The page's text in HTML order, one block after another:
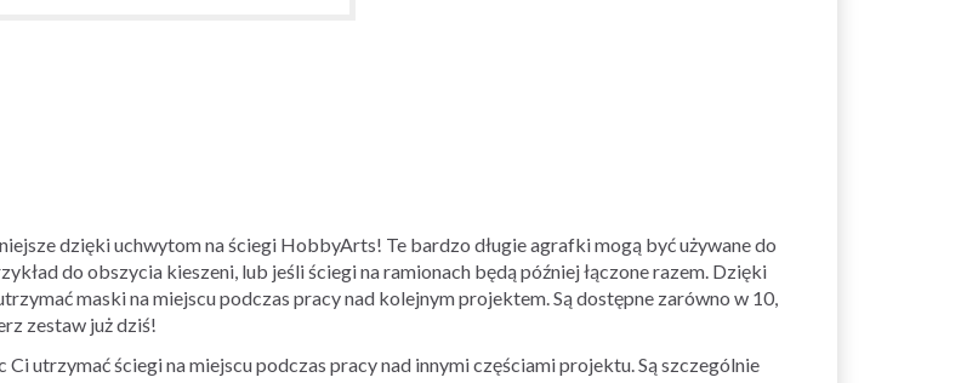
dzięki uchwytom na ściegi HobbyArts! Te bardzo długie agrafki mogą być używane do
do obszycia kieszeni, lub jeśli ściegi na ramionach będą później łączone razem. Dzięki
maski na miejscu podczas pracy nad kolejnym projektem. Są dostępne zarówno w 10,
zestaw już dziś!
utrzymać ściegi na miejscu podczas pracy nad innymi częściami projektu. Są szczególnie